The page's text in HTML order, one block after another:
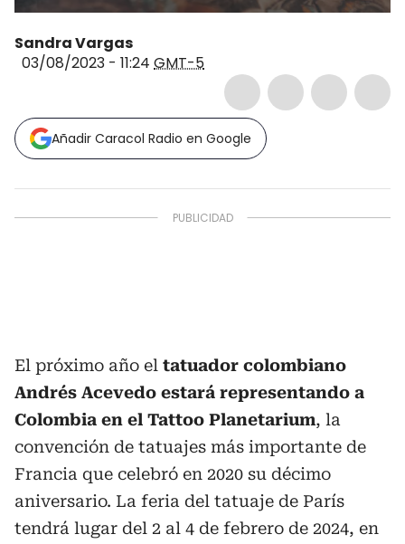
Sandra Vargas
03/08/2023 - 11:24 GMT-5
Añadir Caracol Radio en Google
El próximo año el tatuador colombiano
Andrés Acevedo estará representando a
Colombia en el Tattoo Planetarium, la
convención de tatuajes más importante de
Francia que celebró en 2020 su décimo
aniversario. La feria del tatuaje de París
tendrá lugar del 2 al 4 de febrero de 2024, en